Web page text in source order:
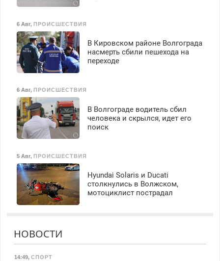
6 Авг, ПРОИСШЕСТВИЯ
В Кировском районе Волгограда
насмерть сбили пешехода на
переходе
6 Авг, ПРОИСШЕСТВИЯ
В Волгограде водитель сбил
человека и скрылся, идет его
поиск
5 Авг, ПРОИСШЕСТВИЯ
Hyundai Solaris и Ducati
столкнулись в Волжском,
мотоциклист пострадал
НОВОСТИ
14:49, СПОРТ